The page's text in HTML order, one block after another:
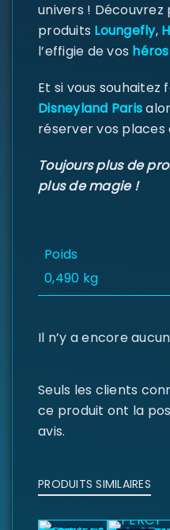
ou e-mail
de passe*
Se souvenir de moi
DE PASSE PERDU ?
univers !
produits Loungefly,
l’effigie de vos
Et si vous souhaitez
Disneyland Paris
réserver vos
Toujours plus de
plus de magie !
Poids
0,490 kg
Il n’y a encore
Seuls les clients
ce produit ont la
avis.
PRODUITS SIMILAIRES